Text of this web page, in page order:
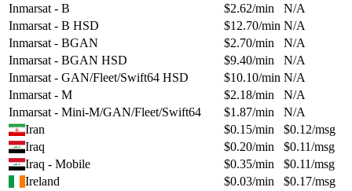
Inmarsat - B
$2.62/min
N/A
Inmarsat - B HSD
$12.70/min N/A
Inmarsat - BGAN
$2.70/min
N/A
Inmarsat - BGAN HSD
$9.40/min
N/A
Inmarsat - GAN/Fleet/Swift64 HSD
$10.10/min N/A
Inmarsat - M
$2.18/min
N/A
Inmarsat - Mini-M/GAN/Fleet/Swift64
$1.87/min
N/A
Iran
$0.15/min $0.12/msg
Iraq
$0.20/min $0.11/msg
Iraq - Mobile
$0.35/min $0.11/msg
Ireland
$0.03/min $0.17/msg